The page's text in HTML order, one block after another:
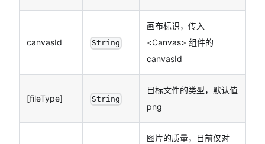
canvasId String
画布标识，传入
<Canvas> 组件的
canvasId
[fileType] String
目标文件的类型，默认值
png
图片的质量，目前仅对